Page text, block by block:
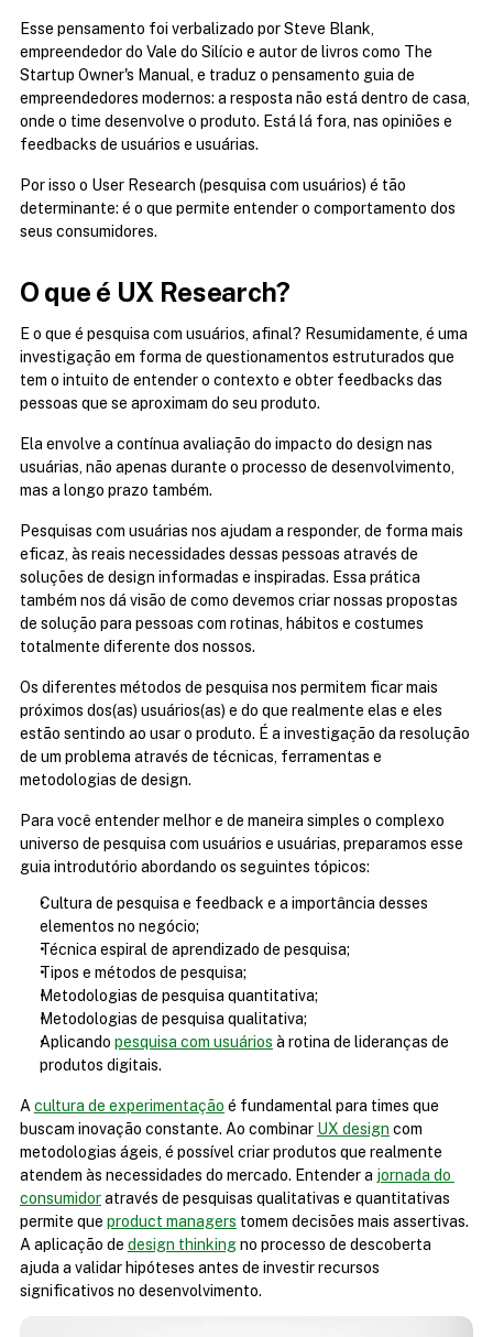
Esse pensamento foi verbalizado por Steve Blank,
empreendedor do Vale do Silício e autor de livros como The
Startup Owner's Manual, e traduz o pensamento guia de
empreendedores modernos: a resposta não está dentro de casa,
onde o time desenvolve o produto. Está lá fora, nas opiniões e
feedbacks de usuários e usuárias.
Por isso o User Research (pesquisa com usuários) é tão
determinante: é o que permite entender o comportamento dos
seus consumidores.
O que é UX Research?
E o que é pesquisa com usuários, afinal? Resumidamente, é uma
investigação em forma de questionamentos estruturados que
tem o intuito de entender o contexto e obter feedbacks das
pessoas que se aproximam do seu produto.
Ela envolve a contínua avaliação do impacto do design nas
usuárias, não apenas durante o processo de desenvolvimento,
mas a longo prazo também.
Pesquisas com usuárias nos ajudam a responder, de forma mais
eficaz, às reais necessidades dessas pessoas através de
soluções de design informadas e inspiradas. Essa prática
também nos dá visão de como devemos criar nossas propostas
de solução para pessoas com rotinas, hábitos e costumes
totalmente diferente dos nossos.
Os diferentes métodos de pesquisa nos permitem ficar mais
próximos dos(as) usuários(as) e do que realmente elas e eles
estão sentindo ao usar o produto. É a investigação da resolução
de um problema através de técnicas, ferramentas e
metodologias de design.
Para você entender melhor e de maneira simples o complexo
universo de pesquisa com usuários e usuárias, preparamos esse
guia introdutório abordando os seguintes tópicos:
Cultura de pesquisa e feedback e a importância desses
elementos no negócio;
Técnica espiral de aprendizado de pesquisa;
Tipos e métodos de pesquisa;
Metodologias de pesquisa quantitativa;
Metodologias de pesquisa qualitativa;
Aplicando pesquisa com usuários à rotina de lideranças de
produtos digitais.
A cultura de experimentação é fundamental para times que
buscam inovação constante. Ao combinar UX design com
metodologias ágeis, é possível criar produtos que realmente
atendem às necessidades do mercado. Entender a jornada do
consumidor através de pesquisas qualitativas e quantitativas
permite que product managers tomem decisões mais assertivas.
A aplicação de design thinking no processo de descoberta
ajuda a validar hipóteses antes de investir recursos
significativos no desenvolvimento.